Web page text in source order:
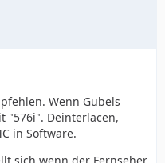
Wenn Gubels
"576i". Deinterlacen,
in Software.